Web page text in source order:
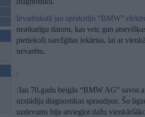
Ievadrakstā jau aprakstīju “BMW”
neatkarīgu datoru, kas veic gan
pietiekoši sarežģītas iekārtas, lai ar
nevarētu.
:
:Jau 70.gadu beigās “BMW AG” savos
uzstādīja diagnostikas spraudņus. Šo
uzdevums bija atvieglot dažu